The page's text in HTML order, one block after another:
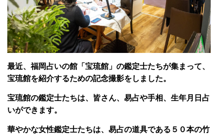
最近、福岡占いの館「宝琉館」の鑑定士たちが集まって、
宝琉館を紹介するための記念撮影をしました。
宝琉館の鑑定士たちは、皆さん、易占や手相、生年月日占
いができます。
華やかな女性鑑定士たちは、易占の道具である５０本の竹